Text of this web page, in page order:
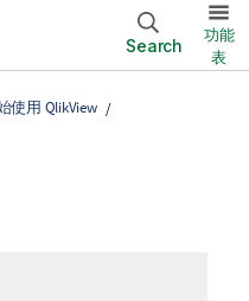
Search
功能
表
使用 QlikView